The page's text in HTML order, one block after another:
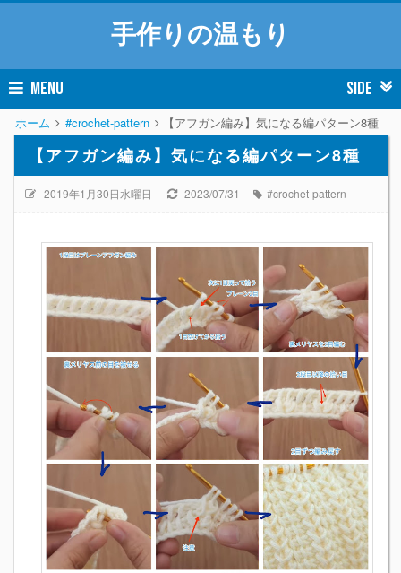
手作りの温もり
MENU SIDE
ホーム #crochet-pattern 【アフガン編み】気になる編パターン8種
【アフガン編み】気になる編パターン8種
2019年1月30日水曜日 2023/07/31 #crochet-pattern